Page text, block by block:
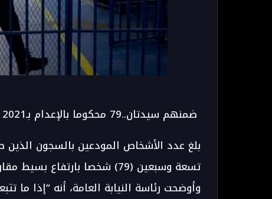
ضمنهم سيدتان..79 محكوما بالإعدام بـ2021 تسببوا بإزهاق أرواح 163 ضحية
وأوضحت رئاسة النيابة العامة، أنه “إذا ما